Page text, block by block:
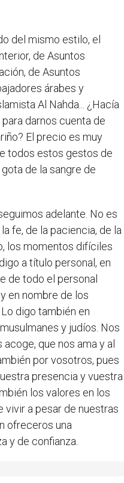
del mismo estilo, el
de Asuntos
de Asuntos
árabes y
Al Nahda... ¿Hacía
darnos cuenta de
El precio es muy
todos estos gestos de
de la sangre de
adelante. No es
fe, de la paciencia, de la
los momentos difíciles
a título personal, en
de todo el personal
en nombre de los
digo también en
y judíos. Nos
que nos ama y al
por vosotros, pues
presencia y vuestra
los valores en los
vivir a pesar de nuestras
ofreceros una
y de confianza.